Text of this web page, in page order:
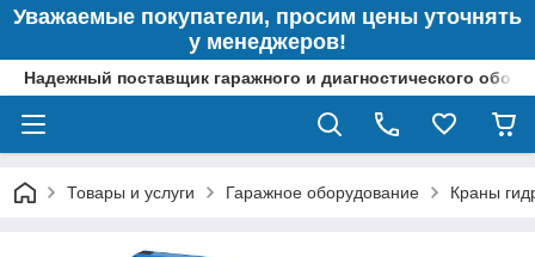
Уважаемые покупатели, просим цены уточнять
у менеджеров!
Надежный поставщик гаражного и диагностического
Товары и услуги Гаражное оборудование Краны